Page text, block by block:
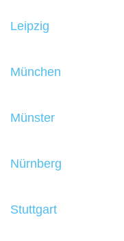
Leipzig
München
Münster
Nürnberg
Stuttgart